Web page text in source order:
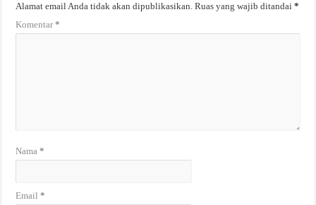
Alamat email Anda tidak akan dipublikasikan. Ruas yang wajib ditandai*
Komentar*
Nama*
Email*